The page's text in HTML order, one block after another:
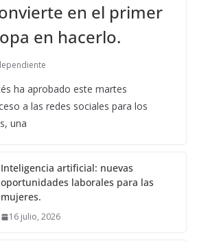
en el primer
en hacerlo.
ha aprobado este martes
a las redes sociales para los
una
Inteligencia artificial: nuevas
oportunidades laborales para las
mujeres.
16 julio, 2026